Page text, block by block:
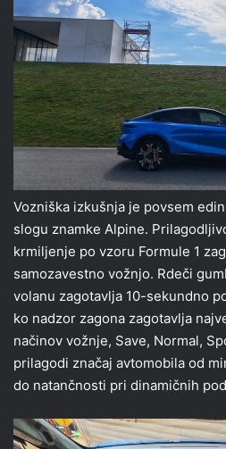
Vozniška izkušnja je povsem
slogu znamke Alpine.
krmiljenje po vzoru Formule 1
samozavestno vožnjo. Rdeči
volanu zagotavlja 10-sekundno
ko nadzor zagona zagotavlja
načinov vožnje, Save, Normal,
prilagodi značaj avtomobila od
do natančnosti pri dinamičnih